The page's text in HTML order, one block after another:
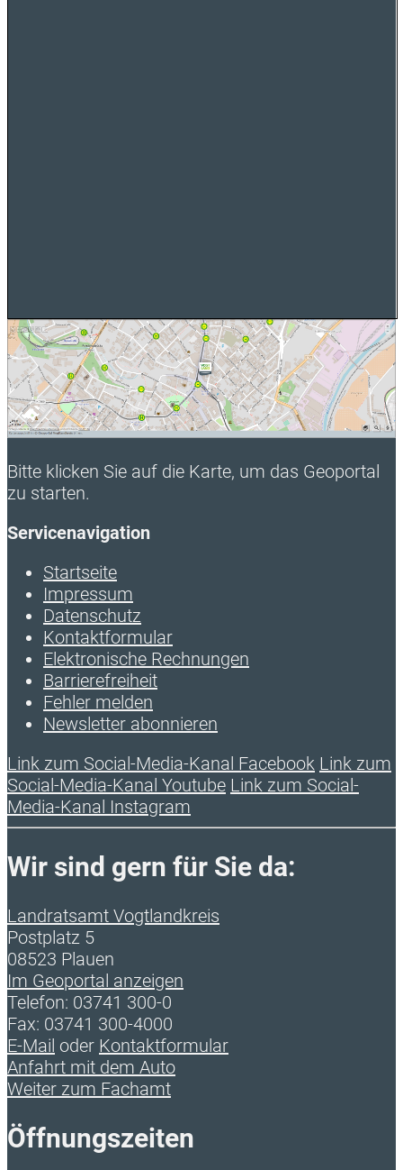
Bitte klicken Sie auf die Karte, um das Geoportal
zu starten.
Servicenavigation
Startseite
Impressum
Datenschutz
Kontaktformular
Elektronische Rechnungen
Barrierefreiheit
Fehler melden
Newsletter abonnieren
Link zum Social-Media-Kanal Facebook Link zum
Social-Media-Kanal Youtube Link zum Social-
Media-Kanal Instagram
Wir sind gern für Sie da:
Landratsamt Vogtlandkreis
Postplatz 5
08523 Plauen
Im Geoportal anzeigen
Telefon: 03741 300-0
Fax: 03741 300-4000
E-Mail oder Kontaktformular
Anfahrt mit dem Auto
Weiter zum Fachamt
Öffnungszeiten